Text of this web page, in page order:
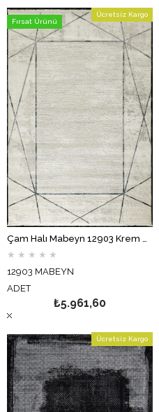
Çam Halı Mabeyn 12903 Krem Mavi Tuğra Halı Modern Desen Halı
★ ★ ★ ★ ★
12903 MABEYN
ADET
₺5.961,60
Ücretsiz Kargo
Fırsat Ürünü
Ücretsiz Kargo